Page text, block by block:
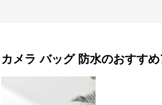
カメラ バッグ 防水のおすす